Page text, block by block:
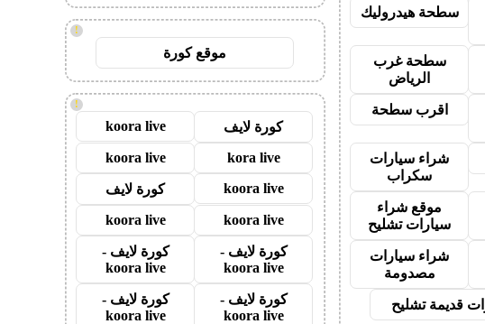
سطحة هيدروليك
سطحة غرب
الرياض
اقرب سطحة
شراء سيارات
سكراب
موقع شراء
سيارات تشليح
شراء سيارات
مصدومة
قديمة تشليح
!
موقع كورة
!
كورة لايف koora live
kora live
koora live
koora live
كورة لايف
koora live
koora live
كورة لايف -
koora live
كورة لايف -
koora live
كورة لايف -
koora live
كورة لايف -
koora live